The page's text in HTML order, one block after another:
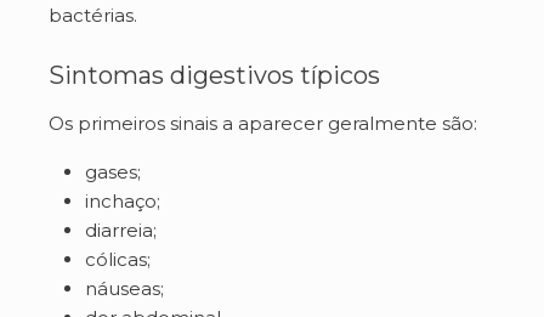
bactérias.
Sintomas digestivos típicos
Os primeiros sinais a aparecer geralmente são:
gases;
inchaço;
diarreia;
cólicas;
náuseas;